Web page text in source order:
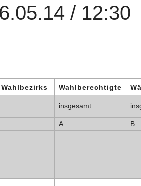
/ 12:30
Wahlberechtigte
insgesamt
A B